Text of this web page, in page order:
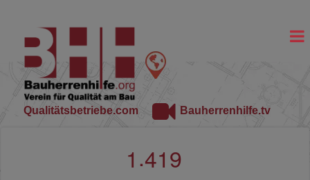
Qualitätsbetriebe.com Bauherrenhilfe.tv
1 .419